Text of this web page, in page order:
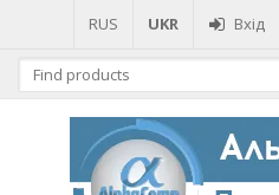
RUS UKR Вхід